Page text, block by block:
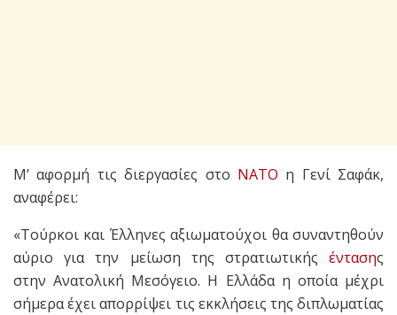
Μ’ αφορμή τις διεργασίες στο ΝΑΤΟ η Γενί Σαφάκ,
αναφέρει:
«Τούρκοι και Έλληνες αξιωματούχοι θα συναντηθούν
αύριο για την μείωση της στρατιωτικής έντασης
στην Ανατολική Μεσόγειο. Η Ελλάδα η οποία μέχρι
σήμερα έχει απορρίψει τις εκκλήσεις της διπλωματίας